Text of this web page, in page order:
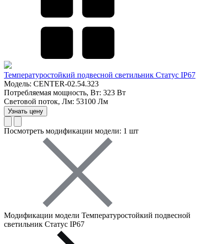
Температуростойкий подвесной светильник Статус IP67
Модель: CENTER-02.54.323
Потребляемая мощность, Вт: 323 Вт
Световой поток, Лм: 53100 Лм
Узнать цену
Посмотреть модификации модели: 1 шт
Модификации модели Температуростойкий подвесной
светильник Статус IP67